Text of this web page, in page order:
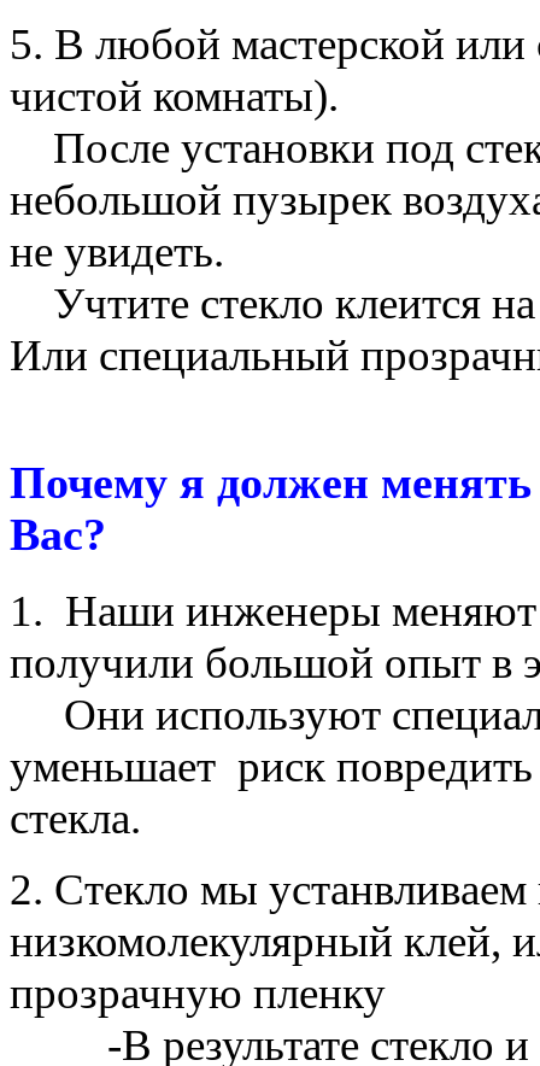
5. В любой мастерской или
чистой комнаты).
После установки под
небольшой пузырек
не увидеть.
Учтите стекло клеится
Или специальный
Почему я должен
Вас?
1. Наши инженеры меняют
получили большой опыт в
Они используют
уменьшает риск
стекла.
2. Стекло мы
низкомолекулярный клей,
прозрачную пленку
-В результате стекло и